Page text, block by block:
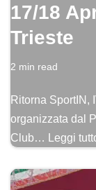
17/18
Trieste
2 min read
Ritorna SportIN,
organizzata dal
Club…
Leggi